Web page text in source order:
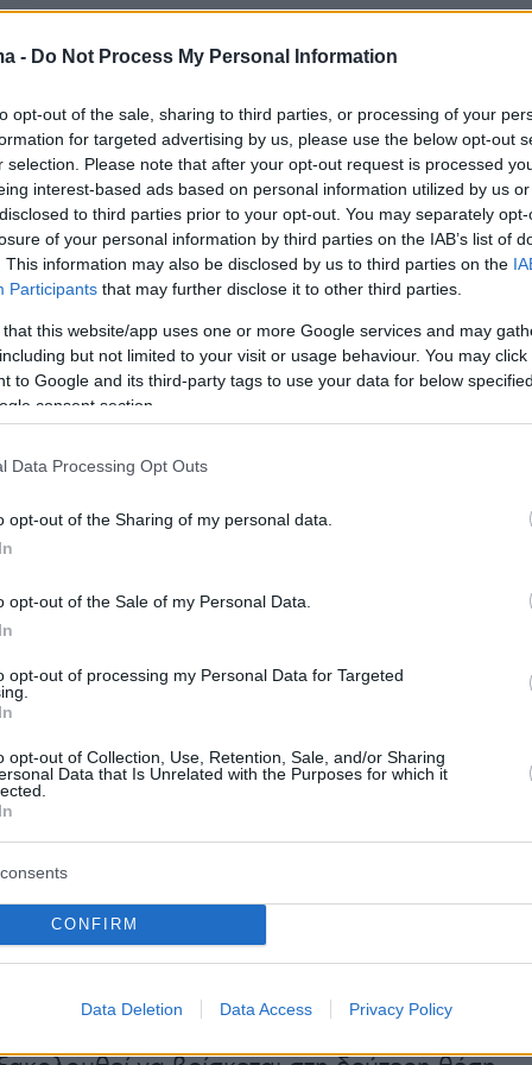
- Do Not Process My Personal Information
opt-out of the sale, sharing to third parties, or processing of your
for targeted advertising by us, please use the below opt-out
selection. Please note that after your opt-out request is processed
interest-based ads based on personal information utilized by us
to third parties prior to your opt-out. You may separately
of your personal information by third parties on the IAB’s list of
This information may also be disclosed by us to third parties on the
Participants that may further disclose it to other third parties.
that this website/app uses one or more Google services and may
but not limited to your visit or usage behaviour. You may
to Google and its third-party tags to use your data for below
consent section.
Data Processing Opt Outs
opt-out of the Sharing of my personal data.
opt-out of the Sale of my Personal Data.
opt-out of processing my Personal Data for Targeted
opt-out of Collection, Use, Retention, Sale, and/or Sharing
Data that Is Unrelated with the Purposes for which it
CONFIRM
Data Deletion Data Access Privacy Policy
της ανάρτησης αναφέρεται: «Ο Ακύλας μαζί
αγκαλιάζονται μετά την πρόκριση τους
τελικό του Σαββάτου».
δημοσίευση στο Instagram.
Eurovision και την εξασφάλιση της
Ελλάδας στον μεγάλο τελικό,τα
καταγράφουν τις νέες ισορροπίες
γύρω από τη φετινή ελληνική συμμετοχή,
πλησιάζει στην κορύφωσή του.